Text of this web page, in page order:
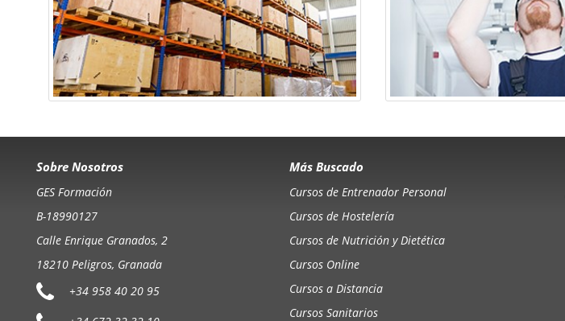
Sobre Nosotros
GES Formación
B-18990127
Calle Enrique Granados, 2
18210 Peligros, Granada
+34 958 40 20 95
Más Buscado
Cursos de Entrenador Personal
Cursos de Hostelería
Cursos de Nutrición y Dietética
Cursos Online
Cursos a Distancia
Cursos Sanitarios